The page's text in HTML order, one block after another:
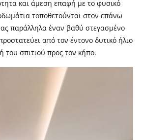
και άμεση επαφή με το φυσικό
τοποθετούνται στον επάνω
παράλληλα έναν βαθύ στεγασμένο
από τον έντονο δυτικό ήλιο
του σπιτιού προς τον κήπο.